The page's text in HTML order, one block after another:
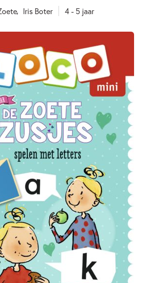
Iris Boter 4 - 5 jaar